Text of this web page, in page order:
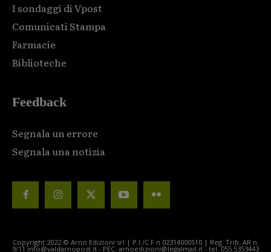
I sondaggi di Vpost
Comunicati Stampa
Farmacie
Biblioteche
Feedback
Segnala un errore
Segnala una notizia
Copyright 2022 © Arno Edizioni srl | P.I./C.F n.02314000510 | Reg. Trib. AR n.
9/11 info@valdarnopost.it - PEC: arnoedizioni@legalmail.it - tel. 055.5353443